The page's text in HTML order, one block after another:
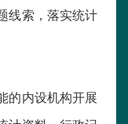
线索，落实统计
的内设机构开展